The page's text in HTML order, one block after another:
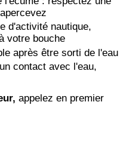
d'activité nautique,
votre bouche
après être sorti de l'eau
contact avec l'eau,
appelez en premier